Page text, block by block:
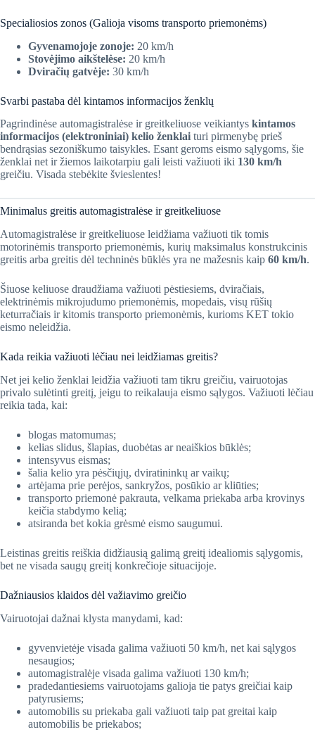
Specialiosios zonos (Galioja visoms transporto priemonėms)
Gyvenamojoje zonoje: 20 km/h
Stovėjimo aikštelėse: 20 km/h
Dviračių gatvėje: 30 km/h
Svarbi pastaba dėl kintamos informacijos ženklų
Pagrindinėse automagistralėse ir greitkeliuose veikiantys kintamos
informacijos (elektroniniai) kelio ženklai turi pirmenybę prieš
bendrąsias sezoniškumo taisykles. Esant geroms eismo sąlygoms, šie
ženklai net ir žiemos laikotarpiu gali leisti važiuoti iki 130 km/h
greičiu. Visada stebėkite švieslentes!
Minimalus greitis automagistralėse ir greitkeliuose
Automagistralėse ir greitkeliuose leidžiama važiuoti tik tomis
motorinėmis transporto priemonėmis, kurių maksimalus konstrukcinis
greitis arba greitis dėl techninės būklės yra ne mažesnis kaip 60 km/h.
Šiuose keliuose draudžiama važiuoti pėstiesiems, dviračiais,
elektrinėmis mikrojudumo priemonėmis, mopedais, visų rūšių
keturračiais ir kitomis transporto priemonėmis, kurioms KET tokio
eismo neleidžia.
Kada reikia važiuoti lėčiau nei leidžiamas greitis?
Net jei kelio ženklai leidžia važiuoti tam tikru greičiu, vairuotojas
privalo sulėtinti greitį, jeigu to reikalauja eismo sąlygos. Važiuoti lėčiau
reikia tada, kai:
blogas matomumas;
kelias slidus, šlapias, duobėtas ar neaiškios būklės;
intensyvus eismas;
šalia kelio yra pėsčiųjų, dviratininkų ar vaikų;
artėjama prie perėjos, sankryžos, posūkio ar kliūties;
transporto priemonė pakrauta, velkama priekaba arba krovinys
keičia stabdymo kelią;
atsiranda bet kokia grėsmė eismo saugumui.
Leistinas greitis reiškia didžiausią galimą greitį idealiomis sąlygomis,
bet ne visada saugų greitį konkrečioje situacijoje.
Dažniausios klaidos dėl važiavimo greičio
Vairuotojai dažnai klysta manydami, kad:
gyvenvietėje visada galima važiuoti 50 km/h, net kai sąlygos
nesaugios;
automagistralėje visada galima važiuoti 130 km/h;
pradedantiesiems vairuotojams galioja tie patys greičiai kaip
patyrusiems;
automobilis su priekaba gali važiuoti taip pat greitai kaip
automobilis be priekabos;